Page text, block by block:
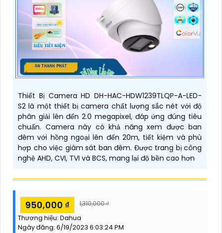
Thiết Bị Camera HD DH-HAC-HDW1239TLQP-A-LED-
S2 là một thiết bị camera chất lượng sắc nét với độ
phân giải lên đến 2.0 megapixel, đáp ứng đúng tiêu
chuẩn. Camera này có khả năng xem được ban
đêm với hồng ngoại lên đến 20m, tiết kiệm và phù
hợp cho việc giám sát ban đêm. Được trang bị công
nghệ AHD, CVI, TVI và BCS, mang lại độ bền cao hơn
950,000 ₫ 1,310,000 ₫
Thương hiệu: Dahua
Ngày đăng: 6/19/2023 6:03:24 PM